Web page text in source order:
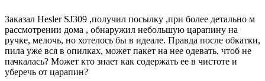
Заказал Hesler SJ309 ,получил посылку ,при более детально м
рассмотрении дома , обнаружил небольшую царапину на
ручке, мелочь, но хотелось бы в идеале. Правда после обкатки,
пила уже вся в опилках, может пакет на нее одевать, чтоб не
пачкалась? Может кто знает как содержать ее в чистоте и
уберечь от царапин?